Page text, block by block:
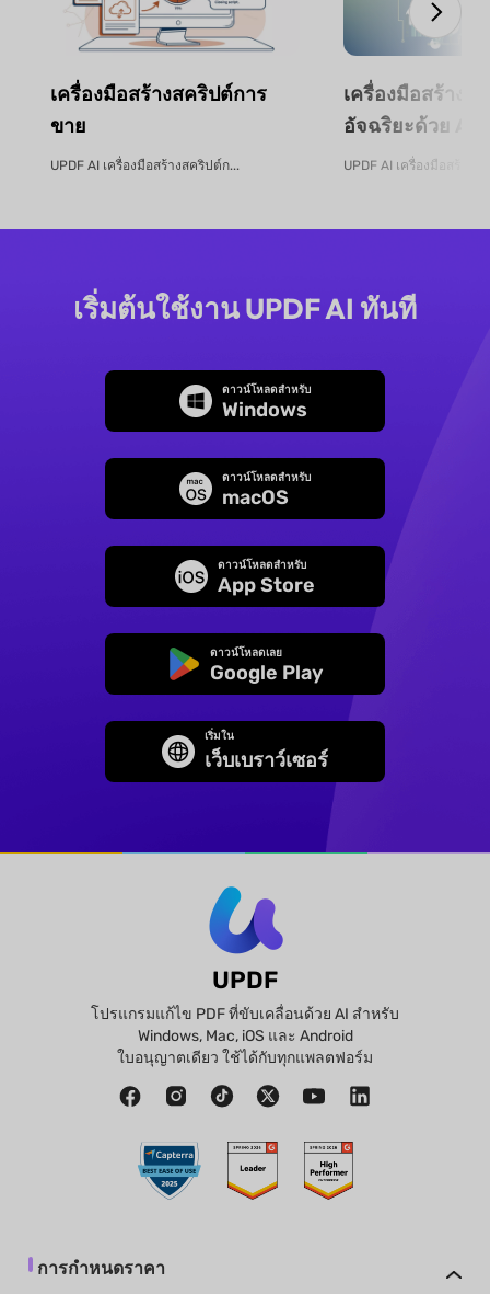
เครื่องมือสร้างสคริปต์การ
ขาย
UPDF AI เครื่องมือสร้างสคริปต์ก...
เครื่องมือสร้างง
อัจฉริยะด้วย AI
UPDF AI เครื่องมือสร้าง
เริ่มต้นใช้งาน UPDF AI ทันที
ดาวน์โหลดสำหรับ
Windows
ดาวน์โหลดสำหรับ
macOS
ดาวน์โหลดสำหรับ
App Store
ดาวน์โหลดเลย
Google Play
เริ่มใน
เว็บเบราว์เซอร์
UPDF
โปรแกรมแก้ไข PDF ที่ขับเคลื่อนด้วย AI สำหรับ
Windows, Mac, iOS และ Android
ใบอนุญาตเดียว ใช้ได้กับทุกแพลตฟอร์ม
การกำหนดราคา